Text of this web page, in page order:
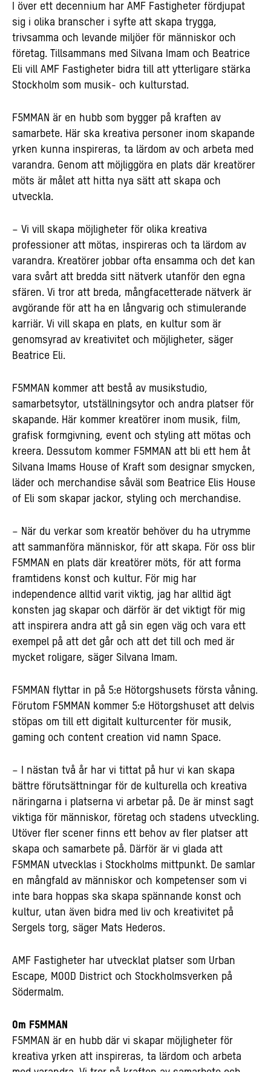
I över ett decennium har AMF Fastigheter fördjupat
sig i olika branscher i syfte att skapa trygga,
trivsamma och levande miljöer för människor och
företag. Tillsammans med Silvana Imam och Beatrice
Eli vill AMF Fastigheter bidra till att ytterligare stärka
Stockholm som musik- och kulturstad.
F5MMAN är en hubb som bygger på kraften av
samarbete. Här ska kreativa personer inom skapande
yrken kunna inspireras, ta lärdom av och arbeta med
varandra. Genom att möjliggöra en plats där kreatörer
möts är målet att hitta nya sätt att skapa och
utveckla.
– Vi vill skapa möjligheter för olika kreativa
professioner att mötas, inspireras och ta lärdom av
varandra. Kreatörer jobbar ofta ensamma och det kan
vara svårt att bredda sitt nätverk utanför den egna
sfären. Vi tror att breda, mångfacetterade nätverk är
avgörande för att ha en långvarig och stimulerande
karriär. Vi vill skapa en plats, en kultur som är
genomsyrad av kreativitet och möjligheter, säger
Beatrice Eli.
F5MMAN kommer att bestå av musikstudio,
samarbetsytor, utställningsytor och andra platser för
skapande. Här kommer kreatörer inom musik, film,
grafisk formgivning, event och styling att mötas och
kreera. Dessutom kommer F5MMAN att bli ett hem åt
Silvana Imams House of Kraft som designar smycken,
läder och merchandise såväl som Beatrice Elis House
of Eli som skapar jackor, styling och merchandise.
– När du verkar som kreatör behöver du ha utrymme
att sammanföra människor, för att skapa. För oss blir
F5MMAN en plats där kreatörer möts, för att forma
framtidens konst och kultur. För mig har
independence alltid varit viktig, jag har alltid ägt
konsten jag skapar och därför är det viktigt för mig
att inspirera andra att gå sin egen väg och vara ett
exempel på att det går och att det till och med är
mycket roligare, säger Silvana Imam.
F5MMAN flyttar in på 5:e Hötorgshusets första våning.
Förutom F5MMAN kommer 5:e Hötorgshuset att delvis
stöpas om till ett digitalt kulturcenter för musik,
gaming och content creation vid namn Space.
– I nästan två år har vi tittat på hur vi kan skapa
bättre förutsättningar för de kulturella och kreativa
näringarna i platserna vi arbetar på. De är minst sagt
viktiga för människor, företag och stadens utveckling.
Utöver fler scener finns ett behov av fler platser att
skapa och samarbete på. Därför är vi glada att
F5MMAN utvecklas i Stockholms mittpunkt. De samlar
en mångfald av människor och kompetenser som vi
inte bara hoppas ska skapa spännande konst och
kultur, utan även bidra med liv och kreativitet på
Sergels torg, säger Mats Hederos.
AMF Fastigheter har utvecklat platser som Urban
Escape, MOOD District och Stockholmsverken på
Södermalm.
Om F5MMAN
F5MMAN är en hubb där vi skapar möjligheter för
kreativa yrken att inspireras, ta lärdom och arbeta